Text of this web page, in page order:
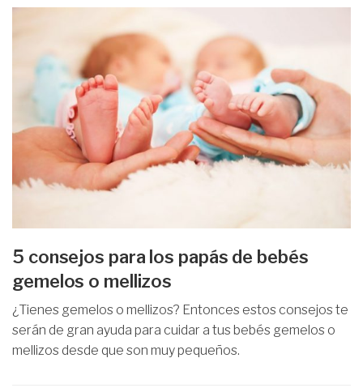
5 consejos para los papás de bebés
gemelos o mellizos
¿Tienes gemelos o mellizos? Entonces estos consejos te
serán de gran ayuda para cuidar a tus bebés gemelos o
mellizos desde que son muy pequeños.